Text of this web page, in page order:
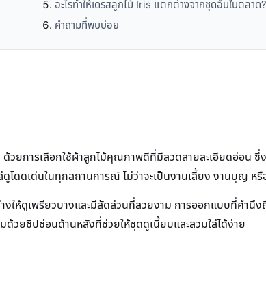
อะไรทำให้เดรสลูกไม้ Iris แตกต่างจากชุดอื่นในตลาด?
คำถามที่พบบ่อย
วยการเลือกใช้ผ้าลูกไม้คุณภาพดีที่มีลวดลายละเอียดอ่อน
โดดเด่นในทุกสถานการณ์ ไม่ว่าจะเป็นงานเลี้ยง งานบุญ ห
งให้ดูเพรียวบางและมีสัดส่วนที่สวยงาม การออกแบบที่คำนึ
วยซิปซ่อนด้านหลังที่ช่วยให้ชุดดูเนี้ยบและสวมใส่ได้ง่าย